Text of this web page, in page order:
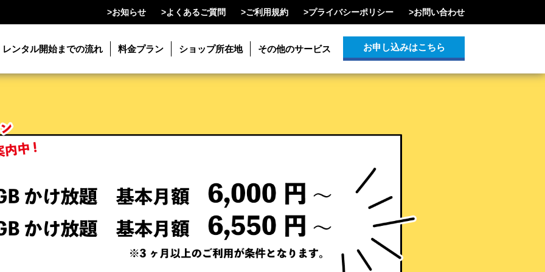
>お知らせ >よくあるご質問 >ご利用規約 >プライバシーポリシー >お問い合わせ
レンタル開始までの流れ 料金プラン ショップ所在地 その他のサービス お申し込みはこちら